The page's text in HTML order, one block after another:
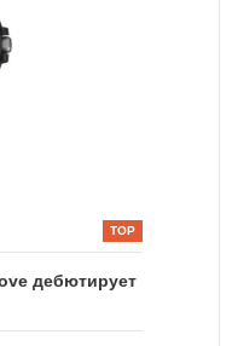
дебютирует